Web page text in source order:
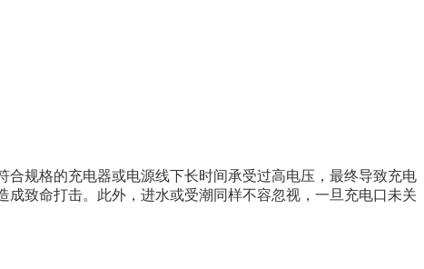
规格的充电器或电源线下长时间承受过高电压，最终导致充电
致命打击。此外，进水或受潮同样不容忽视，一旦充电口未关